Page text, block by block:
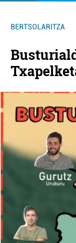
BERTSOLARITZA